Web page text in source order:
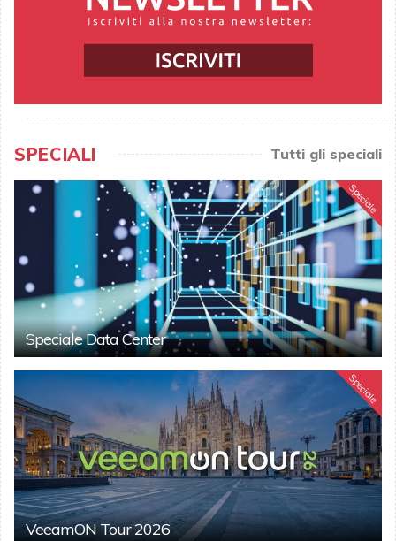
SPECIALI Tutti gli speciali
Speciale
Speciale Data Center
Speciale
VeeamON Tour 2026